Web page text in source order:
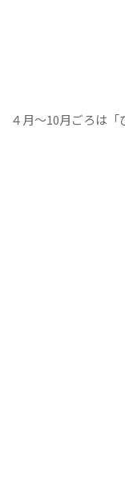
４月〜10月ごろは「